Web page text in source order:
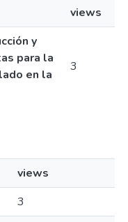
views
y
para la
en la
3
views
3